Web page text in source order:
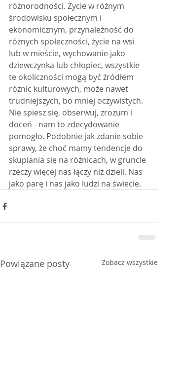
różnorodności. Życie w różnym
środowisku społecznym i
ekonomicznym, przynależność do
różnych społeczności, życie na wsi
lub w mieście, wychowanie jako
dziewczynka lub chłopiec, wszystkie
te okoliczności mogą być źródłem
różnic kulturowych, może nawet
trudniejszych, bo mniej oczywistych.
Nie spiesz się, obserwuj, zrozum i
doceń - nam to zdecydowanie
pomogło. Podobnie jak zdanie sobie
sprawy, że choć mamy tendencje do
skupiania się na różnicach, w gruncie
rzeczy więcej nas łączy niż dzieli. Nas
jako parę i nas jako ludzi na świecie.
Powiązane posty Zobacz wszystkie